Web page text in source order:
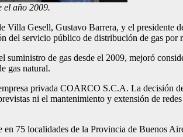
el año 2009.
Villa Gesell, Gustavo Barrera, y el
del servicio público de distribución de gas por
de gas desde el 2009, mejoró
gas natural.
privada COARCO S.C.A. La decisión
ni el mantenimiento y extensión de
75 localidades de la Provincia de Buenos